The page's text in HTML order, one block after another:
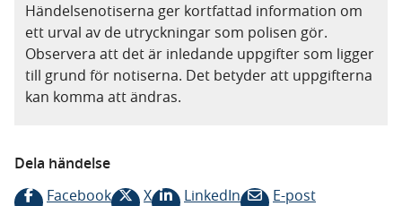
Händelsenotiserna ger kortfattad information om
ett urval av de utryckningar som polisen gör.
Observera att det är inledande uppgifter som ligger
till grund för notiserna. Det betyder att uppgifterna
kan komma att ändras.
Dela händelse
Facebook
X LinkedIn E-post